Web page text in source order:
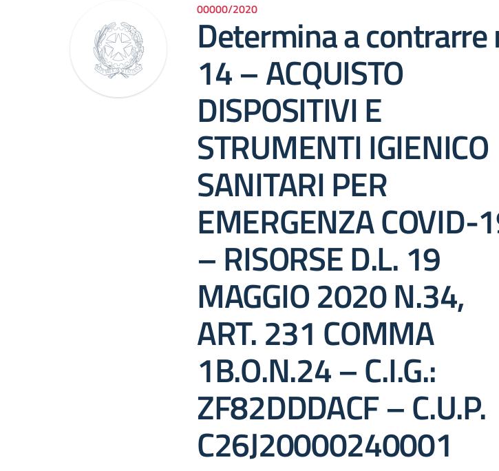
00000/2020
Determina a contrarre
14 – ACQUISTO
DISPOSITIVI E
STRUMENTI IGIENICO
SANITARI PER
EMERGENZA COVID-
– RISORSE D.L. 19
MAGGIO 2020 N.34,
ART. 231 COMMA
1B.O.N.24 – C.I.G.:
ZF82DDDACF – C.U.P.
C26J20000240001